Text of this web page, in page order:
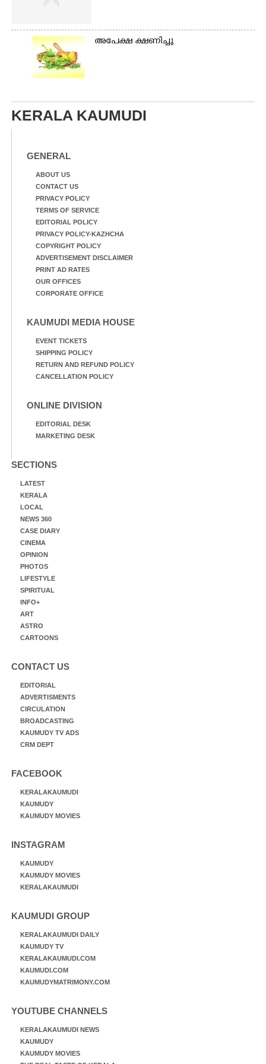
അപേക്ഷ ക്ഷണിച്ചു
KERALA KAUMUDI
GENERAL
ABOUT US
CONTACT US
PRIVACY POLICY
TERMS OF SERVICE
EDITORIAL POLICY
PRIVACY POLICY-KAZHCHA
COPYRIGHT POLICY
ADVERTISEMENT DISCLAIMER
PRINT AD RATES
OUR OFFICES
CORPORATE OFFICE
KAUMUDI MEDIA HOUSE
EVENT TICKETS
SHIPPING POLICY
RETURN AND REFUND POLICY
CANCELLATION POLICY
ONLINE DIVISION
EDITORIAL DESK
MARKETING DESK
SECTIONS
LATEST
KERALA
LOCAL
NEWS 360
CASE DIARY
CINEMA
OPINION
PHOTOS
LIFESTYLE
SPIRITUAL
INFO+
ART
ASTRO
CARTOONS
CONTACT US
EDITORIAL
ADVERTISMENTS
CIRCULATION
BROADCASTING
KAUMUDY TV ADS
CRM DEPT
FACEBOOK
KERALAKAUMUDI
KAUMUDY
KAUMUDY MOVIES
INSTAGRAM
KAUMUDY
KAUMUDY MOVIES
KERALAKAUMUDI
KAUMUDI GROUP
KERALAKAUMUDI DAILY
KAUMUDY TV
KERALAKAUMUDI.COM
KAUMUDI.COM
KAUMUDYMATRIMONY.COM
YOUTUBE CHANNELS
KERALAKAUMUDI NEWS
KAUMUDY
KAUMUDY MOVIES